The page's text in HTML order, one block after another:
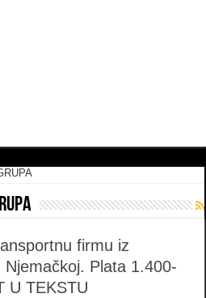
firmu iz
Plata 1.400-
U TEKSTU